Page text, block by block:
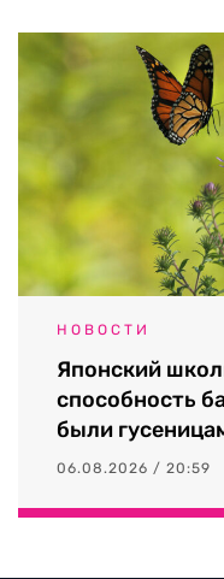
НОВОСТИ
Японский
способность
были
06.08.2026 / 20:59